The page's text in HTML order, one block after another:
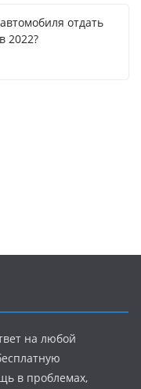
отдать
2022?
на любой
в проблемах,